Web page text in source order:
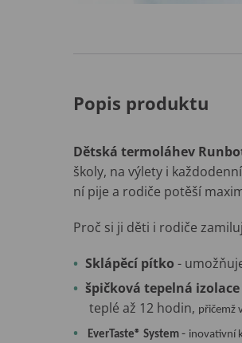
Popis produktu
Dětská termoláhev
školy, na výlety i
ní pije a rodiče potěší
Proč si ji děti i rodiče
Sklápěcí pítko -
špičková tepelná izolace
teplé až 12 hodin, přičemž
EverTaste® System - inovativní